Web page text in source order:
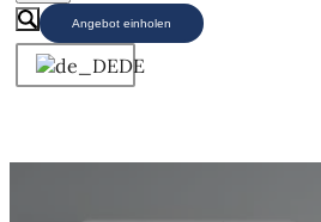
Angebot einholen
DE